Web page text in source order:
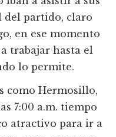
del partido, claro
en ese momento
trabajar hasta el
lo permite.
como Hermosillo,
7:00 a.m. tiempo
atractivo para ir a